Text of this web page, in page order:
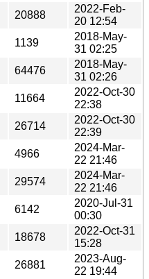
20888
2022-Feb-
20 12:54
1139
2018-May-
31 02:25
64476
2018-May-
31 02:26
11664
2022-Oct-30
22:38
26714
2022-Oct-30
22:39
4966
2024-Mar-
22 21:46
29574
2024-Mar-
22 21:46
6142
2020-Jul-31
00:30
18678
2022-Oct-31
15:28
26881
2023-Aug-
22 19:44